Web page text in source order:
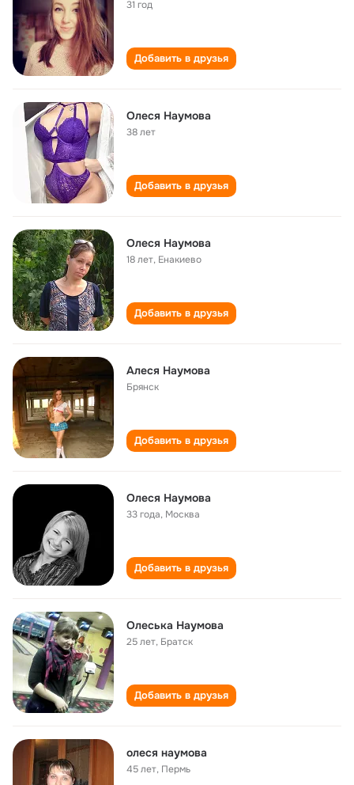
31 год
Добавить в друзья
Олеся Наумова
38 лет
Добавить в друзья
Олеся Наумова
18 лет, Енакиево
Добавить в друзья
Алеся Наумова
Брянск
Добавить в друзья
Олеся Наумова
33 года, Москва
Добавить в друзья
Олеська Наумова
25 лет, Братск
Добавить в друзья
олеся наумова
45 лет, Пермь